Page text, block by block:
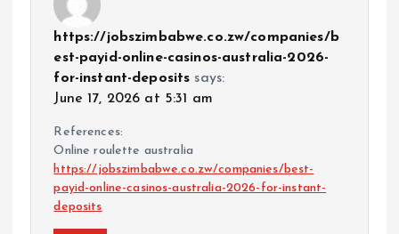
https://jobszimbabwe.co.zw/companies/b
est-payid-online-casinos-australia-2026-
for-instant-deposits says:
June 17, 2026 at 5:31 am
References:
Online roulette australia
https://jobszimbabwe.co.zw/companies/best-
payid-online-casinos-australia-2026-for-instant-
deposits